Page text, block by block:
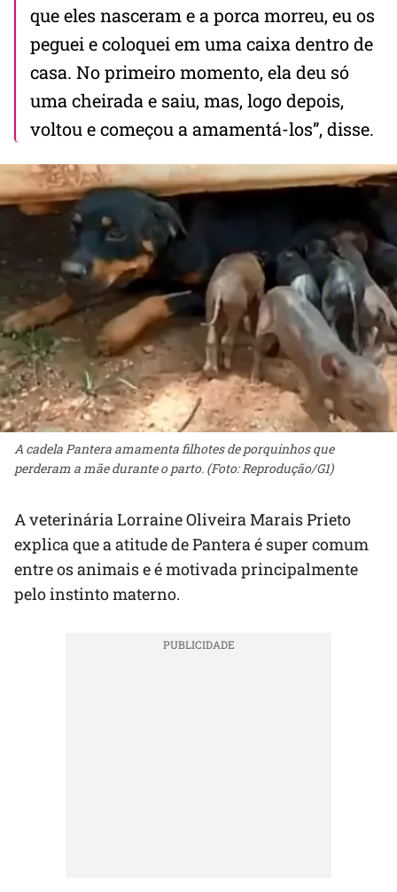
que eles nasceram e a porca morreu, eu os
peguei e coloquei em uma caixa dentro de
casa. No primeiro momento, ela deu só
uma cheirada e saiu, mas, logo depois,
voltou e começou a amamentá-los”, disse.
A cadela Pantera amamenta filhotes de porquinhos que
perderam a mãe durante o parto. (Foto: Reprodução/G1)
A veterinária Lorraine Oliveira Marais Prieto
explica que a atitude de Pantera é super comum
entre os animais e é motivada principalmente
pelo instinto materno.